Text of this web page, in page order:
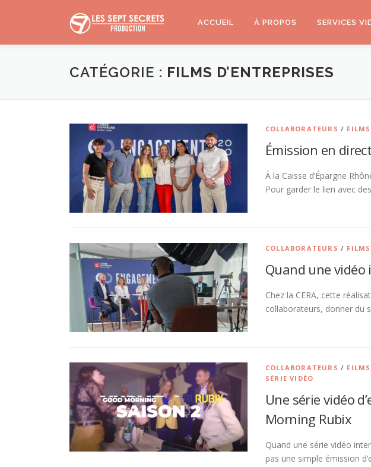
ACCUEIL À PROPOS SERVICES
CATÉGORIE : FILMS D’ENTREPRISES
COLLABORATEURS /
Émission en
À la Caisse d’Épargne
Pour garder le lien avec
COLLABORATEURS /
Quand une
Chez la CERA, cette
collaborateurs, donner du
COLLABORATEURS /
SÉRIE VIDÉO
Une série vidéo
Morning Rubix
Quand une série vidéo
pas une simple émission